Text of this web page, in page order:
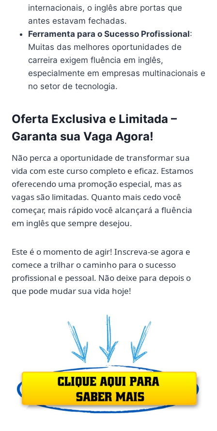
internacionais, o inglês abre portas que
antes estavam fechadas.
Ferramenta para o Sucesso Profissional:
Muitas das melhores oportunidades de
carreira exigem fluência em inglês,
especialmente em empresas multinacionais e
no setor de tecnologia.
Oferta Exclusiva e Limitada –
Garanta sua Vaga Agora!
Não perca a oportunidade de transformar sua
vida com este curso completo e eficaz. Estamos
oferecendo uma promoção especial, mas as
vagas são limitadas. Quanto mais cedo você
começar, mais rápido você alcançará a fluência
em inglês que sempre desejou.
Este é o momento de agir! Inscreva-se agora e
comece a trilhar o caminho para o sucesso
profissional e pessoal. Não deixe para depois o
que pode mudar sua vida hoje!